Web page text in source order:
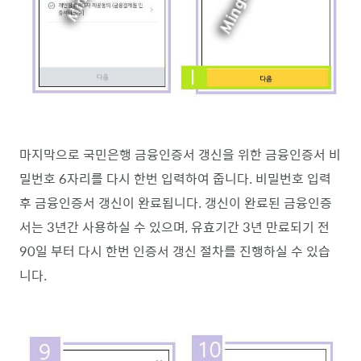
마지막으로 국민은행 금융인증서 갱신을 위한 금융인증서 비
밀번호 6자리를 다시 한번 입력하여 줍니다. 비밀번호 입력
후 금융인증서 갱신이 완료됩니다. 갱신이 완료된 금융인증
서는 3년간 사용하실 수 있으며, 유효기간 3년 만료되기 전
90일 부터 다시 한번 인증서 갱신 절차를 진행하실 수 있습
니다.